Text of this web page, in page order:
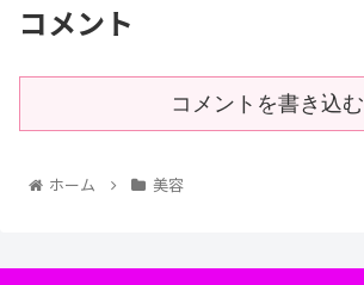
コメント
コメントを書き込む
ホーム 美容